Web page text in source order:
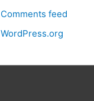
Comments feed
WordPress.org